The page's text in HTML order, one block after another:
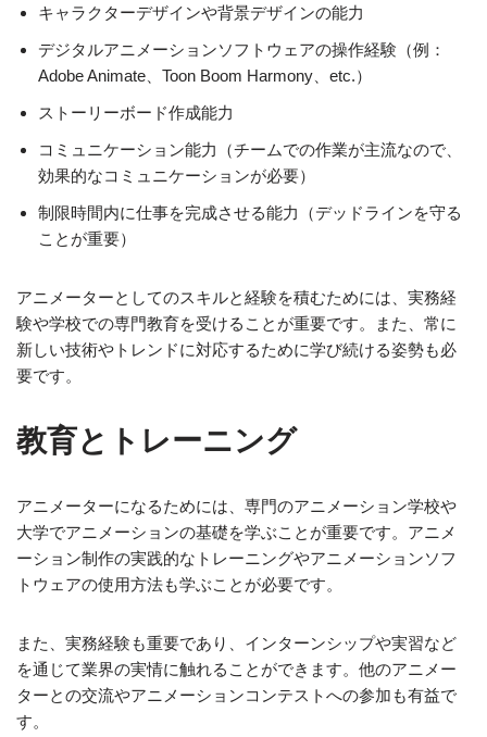
キャラクターデザインや背景デザインの能力
デジタルアニメーションソフトウェアの操作経験（例：
Adobe Animate、Toon Boom Harmony、etc.）
ストーリーボード作成能力
コミュニケーション能力（チームでの作業が主流なので、
効果的なコミュニケーションが必要）
制限時間内に仕事を完成させる能力（デッドラインを守る
ことが重要）
アニメーターとしてのスキルと経験を積むためには、実務経
験や学校での専門教育を受けることが重要です。また、常に
新しい技術やトレンドに対応するために学び続ける姿勢も必
要です。
教育とトレーニング
アニメーターになるためには、専門のアニメーション学校や
大学でアニメーションの基礎を学ぶことが重要です。アニメ
ーション制作の実践的なトレーニングやアニメーションソフ
トウェアの使用方法も学ぶことが必要です。
また、実務経験も重要であり、インターンシップや実習など
を通じて業界の実情に触れることができます。他のアニメー
ターとの交流やアニメーションコンテストへの参加も有益で
す。